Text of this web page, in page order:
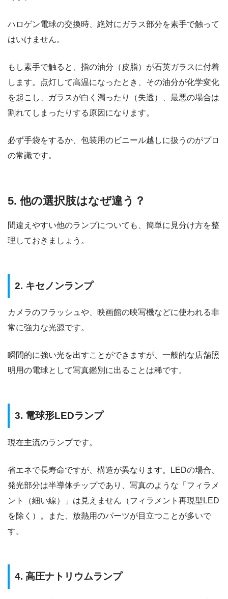
ハロゲン電球の交換時、絶対にガラス部分を素手で触って
はいけません。
もし素手で触ると、指の油分（皮脂）が石英ガラスに付着
します。点灯して高温になったとき、その油分が化学変化
を起こし、ガラスが白く濁ったり（失透）、最悪の場合は
割れてしまったりする原因になります。
必ず手袋をするか、包装用のビニール越しに扱うのがプロ
の常識です。
5. 他の選択肢はなぜ違う？
間違えやすい他のランプについても、簡単に見分け方を整
理しておきましょう。
2. キセノンランプ
カメラのフラッシュや、映画館の映写機などに使われる非
常に強力な光源です。
瞬間的に強い光を出すことができますが、一般的な店舗照
明用の電球として写真鑑別に出ることは稀です。
3. 電球形LEDランプ
現在主流のランプです。
省エネで長寿命ですが、構造が異なります。LEDの場合、
発光部分は半導体チップであり、写真のような「フィラメ
ント（細い線）」は見えません（フィラメント再現型LED
を除く）。また、放熱用のパーツが目立つことが多いで
す。
4. 高圧ナトリウムランプ